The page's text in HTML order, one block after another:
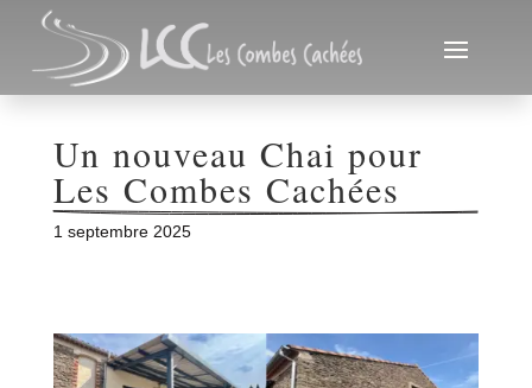
Un nouveau Chai pour
Les Combes Cachées
1 septembre 2025